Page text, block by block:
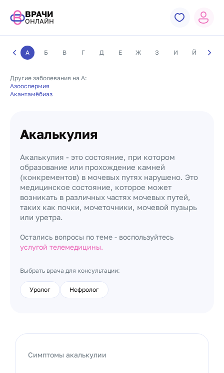
ВРАЧИ
ОНЛАЙН
А Б В Г Д Е Ж З И Й К
Другие заболевания на А:
Азооспермия
Акантамёбиаз
Акалькулия
Акалькулия - это состояние, при котором
образование или прохождение камней
(конкрементов) в мочевых путях нарушено. Это
медицинское состояние, которое может
возникать в различных частях мочевых путей,
таких как почки, мочеточники, мочевой пузырь
или уретра.
Остались вопросы по теме - воспользуйтесь
услугой телемедицины.
Выбрать врача для консультации:
Уролог Нефролог
Симптомы акалькулии